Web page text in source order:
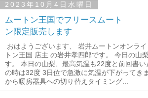
2023年10月4日水曜日
ムートン王国でフリースムート
ン限定販売します
おはようございます、 岩井ムートンオンラ
トン王国 店主 の岩井孝四郎です。 今日の山
す。 本日の山梨、最高気温も22度と前回書
の時は32度 3日位で急激に気温が下がってき
から暖房器具への切り替えタイミング...